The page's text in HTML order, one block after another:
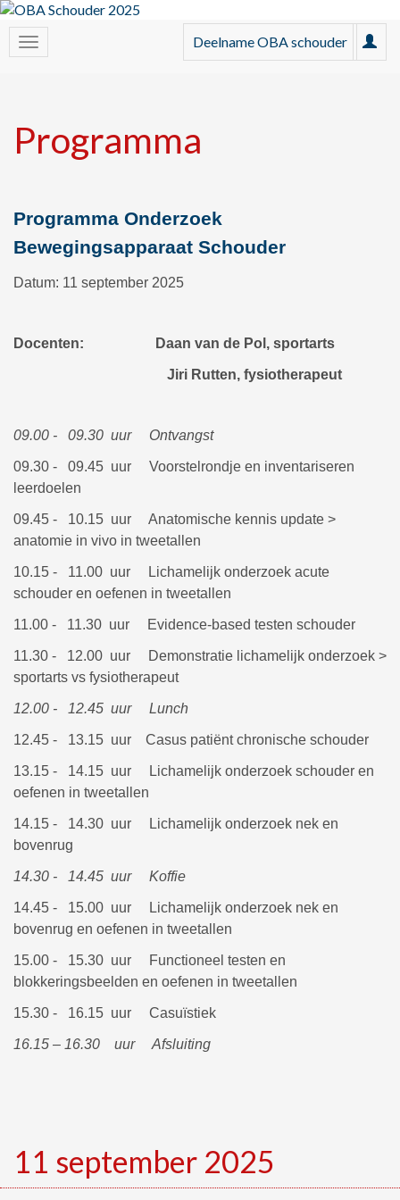
Deelname OBA schouder
Programma
Programma Onderzoek
Bewegingsapparaat Schouder
Datum: 11 september 2025
Docenten: Daan van de Pol, sportarts
Jiri Rutten, fysiotherapeut
09.00 - 09.30 uur Ontvangst
09.30 - 09.45 uur Voorstelrondje en inventariseren
leerdoelen
09.45 - 10.15 uur Anatomische kennis update >
anatomie in vivo in tweetallen
10.15 - 11.00 uur Lichamelijk onderzoek acute
schouder en oefenen in tweetallen
11.00 - 11.30 uur Evidence-based testen schouder
11.30 - 12.00 uur Demonstratie lichamelijk onderzoek >
sportarts vs fysiotherapeut
12.00 - 12.45 uur Lunch
12.45 - 13.15 uur Casus patiënt chronische schouder
13.15 - 14.15 uur Lichamelijk onderzoek schouder en
oefenen in tweetallen
14.15 - 14.30 uur Lichamelijk onderzoek nek en
bovenrug
14.30 - 14.45 uur Koffie
14.45 - 15.00 uur Lichamelijk onderzoek nek en
bovenrug en oefenen in tweetallen
15.00 - 15.30 uur Functioneel testen en
blokkeringsbeelden en oefenen in tweetallen
15.30 - 16.15 uur Casuïstiek
16.15 – 16.30 uur Afsluiting
11 september 2025